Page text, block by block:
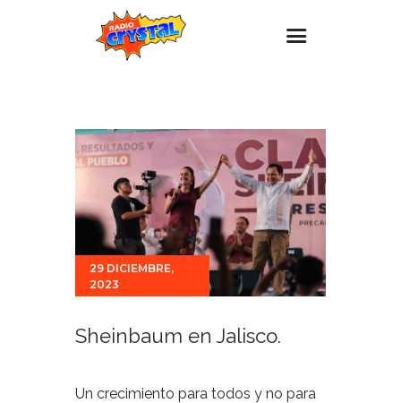
Estaciones
Eventos
Promociones
Noticias
Para ti
Contacto
29 DICIEMBRE,
2023
Sheinbaum en Jalisco.
Un crecimiento para todos y no para